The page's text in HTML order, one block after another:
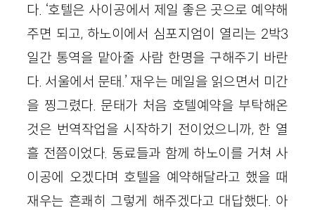
다. ‘호텔은 사이공에서 제일 좋은 곳으로 예약해
주면 되고, 하노이에서 심포지엄이 열리는 2박3
일간 통역을 맡아줄 사람 한명을 구해주기 바란
다. 서울에서 문태.’ 재우는 메일을 읽으면서 미간
을 찡그렸다. 문태가 처음 호텔예약을 부탁해온
것은 번역작업을 시작하기 전이었으니까, 한 열
흘 전쯤이었다. 동료들과 함께 하노이를 거쳐 사
이공에 오겠다며 호텔을 예약해달라고 했을 때
재우는 흔쾌히 그렇게 해주겠다고 대답했다. 아